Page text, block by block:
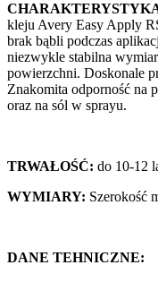
kleju Avery Easy Apply
brak bąbli podczas
niezwykle stabilna
powierzchni. Doskonale
Znakomita odporność na
oraz na sól w sprayu.
TRWAŁOŚĆ: do 10-12
WYMIARY: Szerokość
DANE TEHNICZNE: